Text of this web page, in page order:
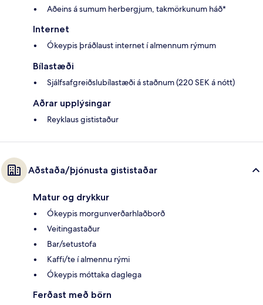
Aðeins á sumum herbergjum, takmörkunum háð*
Internet
Ókeypis þráðlaust internet í almennum rýmum
Bílastæði
Sjálfsafgreiðslubílastæði á staðnum (220 SEK á nótt)
Aðrar upplýsingar
Reyklaus gististaður
Aðstaða/þjónusta gististaðar
Matur og drykkur
Ókeypis morgunverðarhlaðborð
Veitingastaður
Bar/setustofa
Kaffi/te í almennu rými
Ókeypis móttaka daglega
Ferðast með börn